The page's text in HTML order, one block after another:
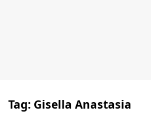
Tag: Gisella Anastasia